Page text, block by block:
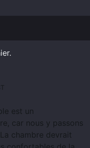
est un
car nous y passons
chambre devrait